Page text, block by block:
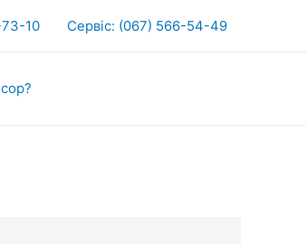
10 Сервіс: (067) 566-54-49